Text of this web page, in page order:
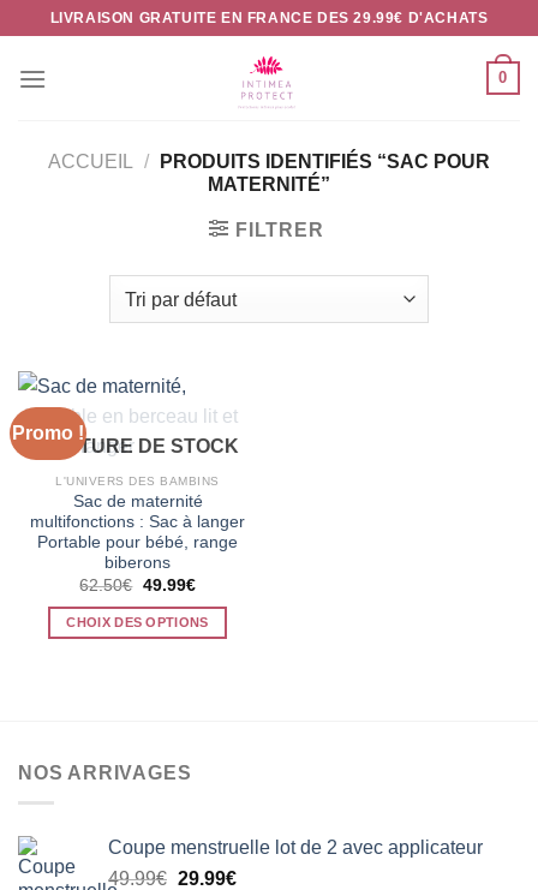
Passer
contenu
LIVRAISON GRATUITE EN FRANCE DES 29.99€ D'ACHATS
0
ACCUEIL /
PRODUITS IDENTIFIÉS “SAC POUR
MATERNITÉ”
FILTRER
Promo !
RUPTURE DE STOCK
L'UNIVERS DES BAMBINS
Sac de maternité
multifonctions : Sac à langer
Portable pour bébé, range
biberons
62.50€ Le
initial
était :
49.99€Le
actuel
est :
CHOIX DES OPTIONS
Les
être
choisies
NOS ARRIVAGES
Coupe menstruelle lot de 2 avec applicateur
49.99€ Le
29.99€Le